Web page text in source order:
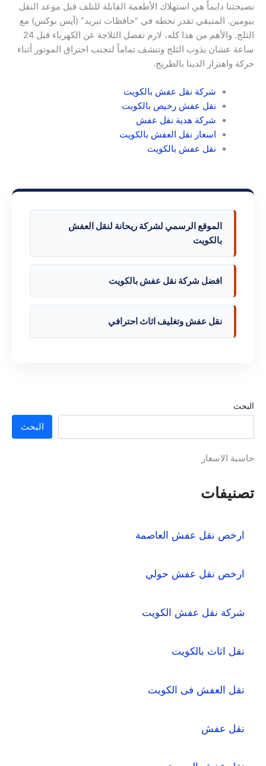
نصيحتنا دايماً هي استهلاك الأطعمة القابلة للتلف قبل موعد النقل
بيومين. المتبقي تقدر تحطه في “حافظات تبريد” (آيس بوكس) مع
الثلج. والأهم من هذا كله، لازم تفصل الثلاجة عن الكهرباء قبل 24
ساعة عشان يذوب الثلج وتنشف تماماً لتجنب احتراق الموتور أثناء
حركة واهتزاز الدينا بالطريج.
شركة نقل عفش بالكويت
نقل عفش رخيص بالكويت
شركة هدية نقل عفش
اسعار نقل العفش بالكويت
نقل عفش بالكويت
الموقع الرسمي لشركة ريحانة لنقل العفش
بالكويت
افضل شركة نقل عفش بالكويت
نقل عفش وتغليف اثاث احترافي
البحث
البحث
حاسبة الاسعار
تصنيفات
ارخص نقل عفش العاصمة
ارخص نقل عفش حولي
شركة نقل عفش الكويت
نقل اثاث بالكويت
نقل العفش فى الكويت
نقل عفش